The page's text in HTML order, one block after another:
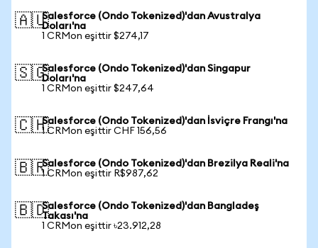
🇦🇺Salesforce (Ondo Tokenized)'dan Avustralya
Doları'na
1 CRMon eşittir $274,17
🇸🇬Salesforce (Ondo Tokenized)'dan Singapur
Doları'na
1 CRMon eşittir $247,64
🇨🇭Salesforce (Ondo Tokenized)'dan İsviçre Frangı'na
1 CRMon eşittir CHF 156,56
🇧🇷Salesforce (Ondo Tokenized)'dan Brezilya Reali'na
1 CRMon eşittir R$987,62
🇧🇩Salesforce (Ondo Tokenized)'dan Bangladeş
Takası'na
1 CRMon eşittir ৳23.912,28